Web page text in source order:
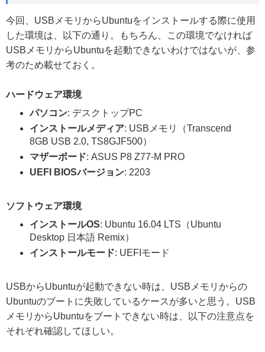
今回、USBメモリからUbuntuをインストールする際に使用
した環境は、以下の通り。もちろん、この環境でなければ
USBメモリからUbuntuを起動できないわけではないが、参
考のため載せておく。
ハードウェア環境
パソコン: デスクトップPC
インストールメディア: USBメモリ（Transcend
8GB USB 2.0, TS8GJF500）
マザーボード: ASUS P8 Z77-M PRO
UEFI BIOSバージョン: 2203
ソフトウェア環境
インストールOS: Ubuntu 16.04 LTS（Ubuntu
Desktop 日本語 Remix）
インストールモード: UEFIモード
USBからUbuntuが起動できない時は、USBメモリからの
Ubuntuのブートに失敗しているケースが多いと思う。USB
メモリからUbuntuをブートできない時は、以下の注意点を
それぞれ確認してほしい。